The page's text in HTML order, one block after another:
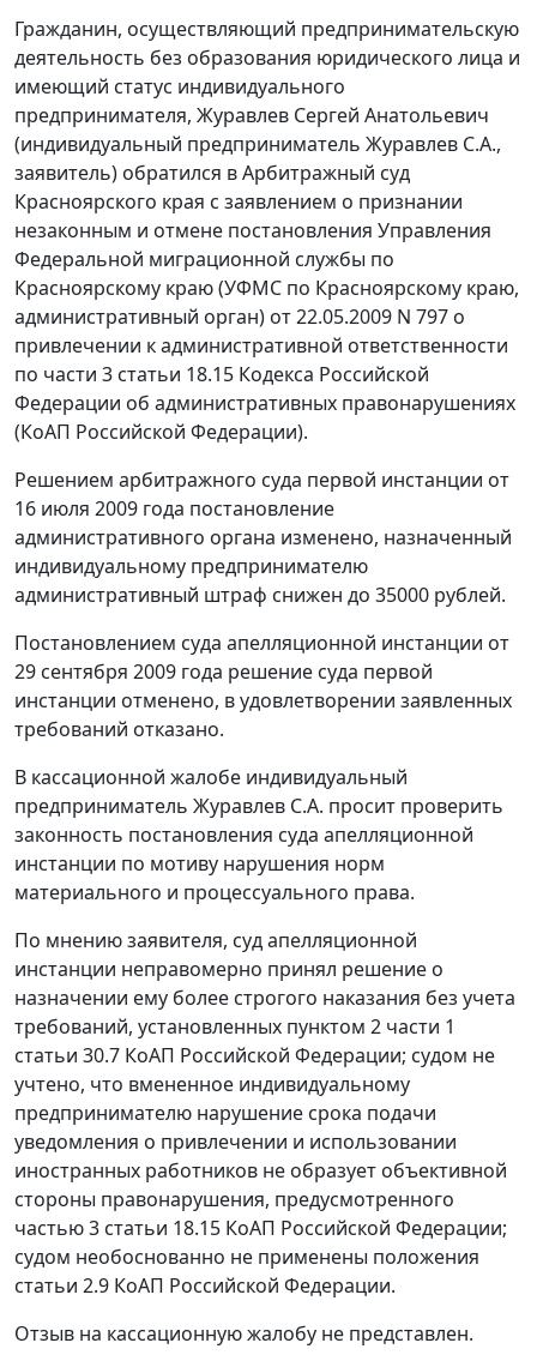
Гражданин, осуществляющий предпринимательскую
деятельность без образования юридического лица и
имеющий статус индивидуального
предпринимателя, Журавлев Сергей Анатольевич
(индивидуальный предприниматель Журавлев С.А.,
заявитель) обратился в Арбитражный суд
Красноярского края с заявлением о признании
незаконным и отмене постановления Управления
Федеральной миграционной службы по
Красноярскому краю (УФМС по Красноярскому краю,
административный орган) от 22.05.2009 N 797 о
привлечении к административной ответственности
по части 3 статьи 18.15 Кодекса Российской
Федерации об административных правонарушениях
(КоАП Российской Федерации).
Решением арбитражного суда первой инстанции от
16 июля 2009 года постановление
административного органа изменено, назначенный
индивидуальному предпринимателю
административный штраф снижен до 35000 рублей.
Постановлением суда апелляционной инстанции от
29 сентября 2009 года решение суда первой
инстанции отменено, в удовлетворении заявленных
требований отказано.
В кассационной жалобе индивидуальный
предприниматель Журавлев С.А. просит проверить
законность постановления суда апелляционной
инстанции по мотиву нарушения норм
материального и процессуального права.
По мнению заявителя, суд апелляционной
инстанции неправомерно принял решение о
назначении ему более строгого наказания без учета
требований, установленных пунктом 2 части 1
статьи 30.7 КоАП Российской Федерации; судом не
учтено, что вмененное индивидуальному
предпринимателю нарушение срока подачи
уведомления о привлечении и использовании
иностранных работников не образует объективной
стороны правонарушения, предусмотренного
частью 3 статьи 18.15 КоАП Российской Федерации;
судом необоснованно не применены положения
статьи 2.9 КоАП Российской Федерации.
Отзыв на кассационную жалобу не представлен.